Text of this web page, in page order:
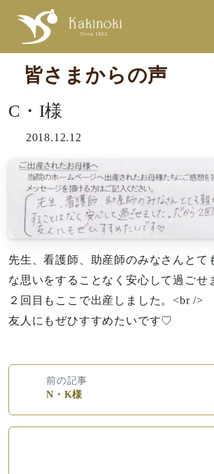
皆さまからの声
C・I様
2018.12.12
先生、看護師、助産師のみなさんとて
な思いをすることなく安心して過ごせ
２回目もここで出産しました。<br />
友人にもぜひすすめたいです♡
前の記事
N・K様